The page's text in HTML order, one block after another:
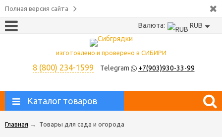
Полная версия сайта
Валюта: RUB
изготовлено и проверено в СИБИРИ
8 (800) 234-1599 Telegram +7(903)930-33-99
Каталог товаров
Главная → Товары для сада и огорода